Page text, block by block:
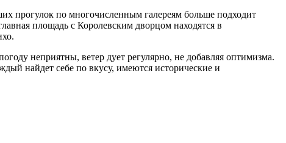
прогулок по многочисленным галереям больше подходит
площадь с Королевским дворцом находятся в
неприятны, ветер дует регулярно, не добавляя оптимизма.
найдет себе по вкусу, имеются исторические и